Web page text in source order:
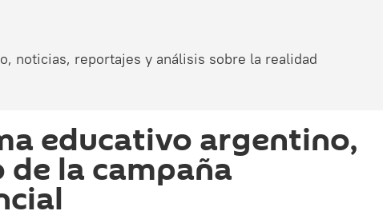
noticias, reportajes y análisis sobre la realidad
educativo argentino,
de la campaña